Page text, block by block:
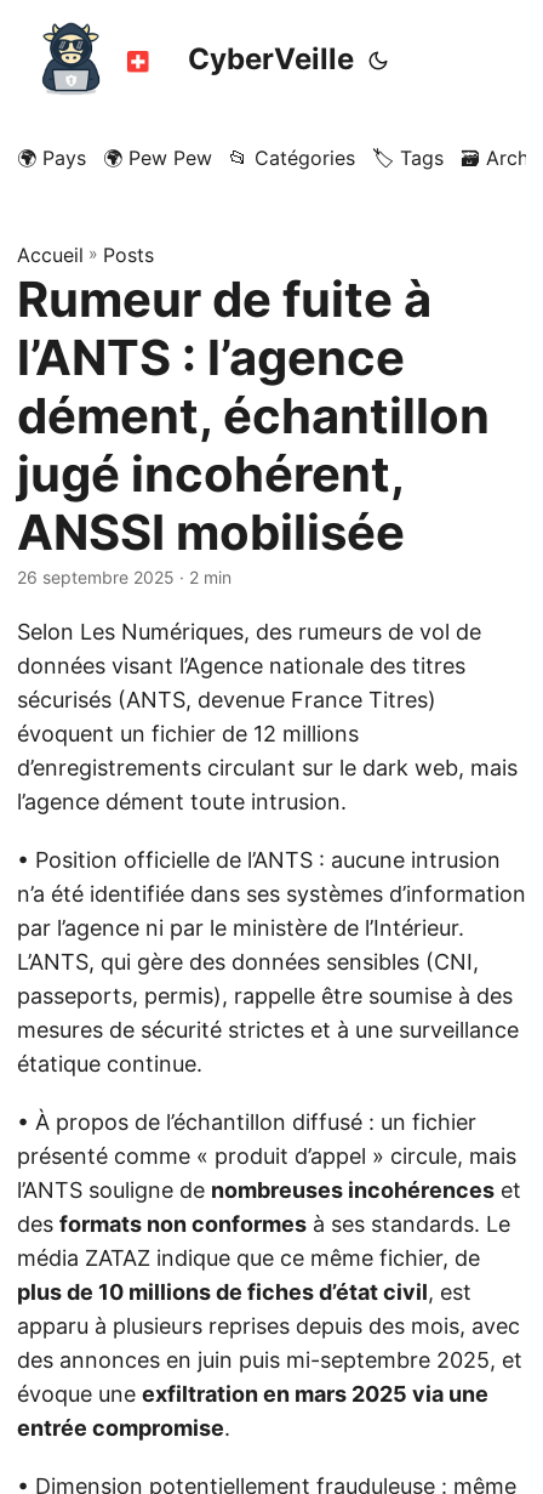
CyberVeille
🌍 Pays 🌍 Pew Pew 📂 Catégories 🏷️ Tags 🗃️
Accueil » Posts
Rumeur de fuite à
l’ANTS : l’agence
dément, échantillon
jugé incohérent,
ANSSI mobilisée
26 septembre 2025 · 2 min
Selon Les Numériques, des rumeurs de vol de
données visant l’Agence nationale des titres
sécurisés (ANTS, devenue France Titres)
évoquent un fichier de 12 millions
d’enregistrements circulant sur le dark web, mais
l’agence dément toute intrusion.
• Position officielle de l’ANTS : aucune intrusion
n’a été identifiée dans ses systèmes d’information
par l’agence ni par le ministère de l’Intérieur.
L’ANTS, qui gère des données sensibles (CNI,
passeports, permis), rappelle être soumise à des
mesures de sécurité strictes et à une surveillance
étatique continue.
• À propos de l’échantillon diffusé : un fichier
présenté comme « produit d’appel » circule, mais
l’ANTS souligne de nombreuses incohérences et
des formats non conformes à ses standards. Le
média ZATAZ indique que ce même fichier, de
plus de 10 millions de fiches d’état civil, est
apparu à plusieurs reprises depuis des mois, avec
des annonces en juin puis mi-septembre 2025, et
évoque une exfiltration en mars 2025 via une
entrée compromise.
• Dimension potentiellement frauduleuse : même